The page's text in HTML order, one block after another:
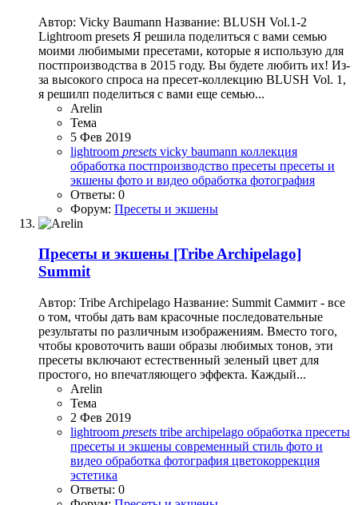
Автор: Vicky Baumann Название: BLUSH Vol.1-2
Lightroom presets Я решила поделиться с вами семью
моими любимыми пресетами, которые я использую для
постпроизводства в 2015 году. Вы будете любить их! Из-
за высокого спроса на пресет-коллекцию BLUSH Vol. 1,
я решилп поделиться с вами еще семью...
Arelin
Тема
5 Фев 2019
lightroom presets vicky baumann коллекция
обработка постпроизводство пресеты пресеты и
экшены фото и видео обработка фотография
Ответы: 0
Форум: Пресеты и экшены
Пресеты и экшены [Tribe Archipelago]
Summit
Автор: Tribe Archipelago Название: Summit Саммит - все
о том, чтобы дать вам красочные последовательные
результаты по различным изображениям. Вместо того,
чтобы кровоточить ваши образы любимых тонов, эти
пресеты включают естественный зеленый цвет для
простого, но впечатляющего эффекта. Каждый...
Arelin
Тема
2 Фев 2019
lightroom presets tribe archipelago обработка пресеты
пресеты и экшены современный стиль фото и
видео обработка фотография цветокоррекция
эстетика
Ответы: 0